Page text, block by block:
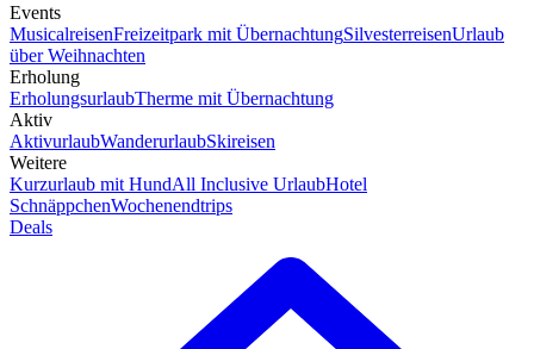
Events
MusicalreisenFreizeitpark mit ÜbernachtungSilvesterreisenUrlaub
über Weihnachten
Erholung
ErholungsurlaubTherme mit Übernachtung
Aktiv
AktivurlaubWanderurlaubSkireisen
Weitere
Kurzurlaub mit HundAll Inclusive UrlaubHotel
SchnäppchenWochenendtrips
Deals